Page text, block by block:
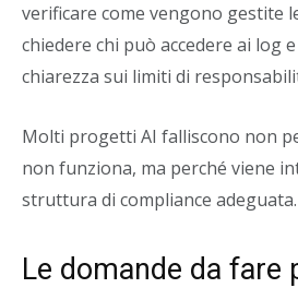
verificare come vengono gestite
chiedere chi può accedere ai log
chiarezza sui limiti di
Molti progetti AI falliscono non
non funziona, ma perché viene
struttura di compliance adeguata.
Le domande da fare